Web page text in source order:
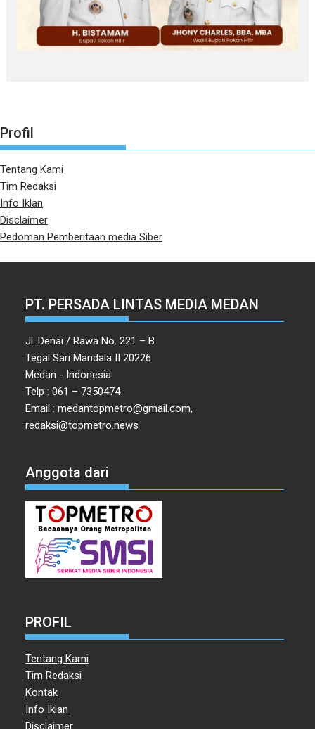
Profil
Tentang Kami
Tim Redaksi
Info Iklan
Disclaimer
Pedoman Pemberitaan media Siber
PT. PERSADA LINTAS MEDIA MEDAN
Jl. Denai / Rawa No. 221 – B
Tegal Sari Mandala II 20226
Medan - Indonesia
Telp : 061 – 7350474
Email : medantopmetro@gmail.com,
redaksi@topmetro.news
Anggota dari
PROFIL
Tentang Kami
Tim Redaksi
Kontak
Info Iklan
Disclaimer